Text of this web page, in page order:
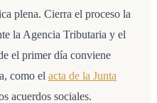
plena. Cierra el proceso la
la Agencia Tributaria y el
el primer día conviene
como el acta de la Junta
acuerdos sociales.